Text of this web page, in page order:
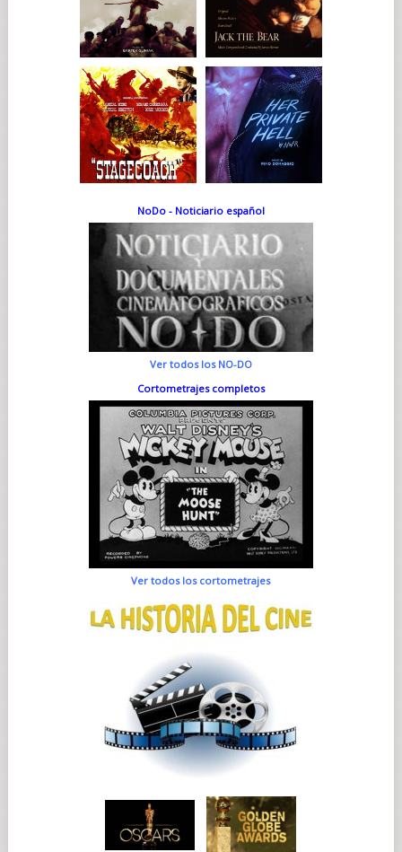
NoDo - Noticiario español
Ver todos los NO-DO
Cortometrajes completos
Ver todos los cortometrajes